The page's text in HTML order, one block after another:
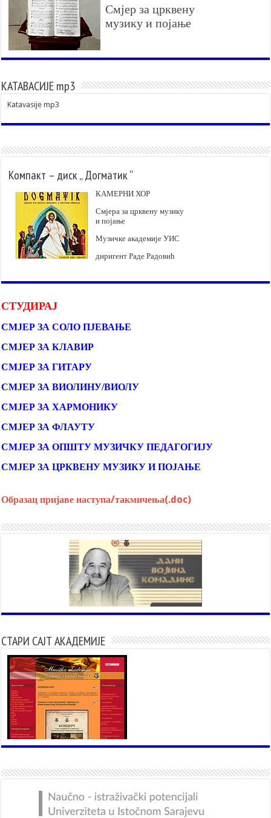
Смјер за црквену
музику и појање
КАТАВАСИЈЕ mp3
Katavasije mp3
Компакт – диск „ Догматик “
КАМЕРНИ ХОР
Смјера за црквену музику
и појање
Музичке академије УИС
диригент Раде Радовић
СТУДИРАЈ
СМЈЕР ЗА СОЛО ПЈЕВАЊЕ
СМЈЕР ЗА КЛАВИР
СМЈЕР ЗА ГИТАРУ
СМЈЕР ЗА ВИОЛИНУ/ВИОЛУ
СМЈЕР ЗА ХАРМОНИКУ
СМЈЕР ЗА ФЛАУТУ
СМЈЕР ЗА ОПШТУ МУЗИЧКУ ПЕДАГОГИЈУ
СМЈЕР ЗА ЦРКВЕНУ МУЗИКУ И ПОЈАЊЕ
Образац пријаве наступа/такмичења(.doc)
СТАРИ САЈТ АКАДЕМИЈЕ